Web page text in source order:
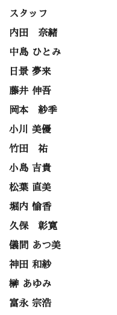
スタッフ
内田 奈緒
中島 ひとみ
日景 夢来
藤井 伸吾
岡本 紗季
小川 美優
竹田 祐
小島 吉貴
松葉 直美
堀内 愉香
久保 彰寛
儀間 あつ美
神田 和紗
榊 あゆみ
富永 宗浩